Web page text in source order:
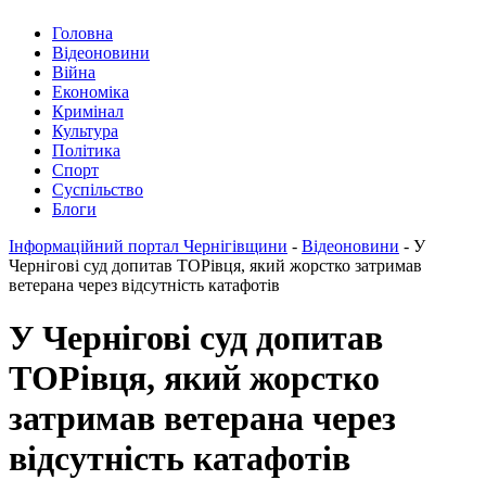
Головна
Відеоновини
Війна
Економіка
Кримінал
Культура
Політика
Спорт
Суспільство
Блоги
Інформаційний портал Чернігівщини - Відеоновини - У
Чернігові суд допитав ТОРівця, який жорстко затримав
ветерана через відсутність катафотів
У Чернігові суд допитав
ТОРівця, який жорстко
затримав ветерана через
відсутність катафотів